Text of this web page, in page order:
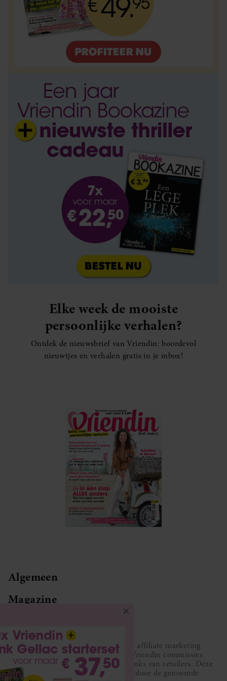
Elke week de mooiste
persoonlijke verhalen?
Ontdek de nieuwsbrief van Vriendin: boordevol
nieuwtjes en verhalen gratis in je inbox!
Algemeen
Magazine
Vriendin participeert in diverse affiliate marketing
programma’s, dat houdt in dat Vriendin commissies
ontvangt voor aankopen middels links van retailers. Deze
website wordt niet gesponsord door de genoemde